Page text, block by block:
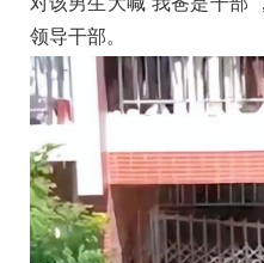
领导干部。